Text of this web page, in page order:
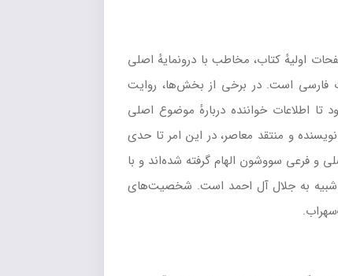
اولیهٔ کتاب، مخاطب با درونمایهٔ اصلی
فارسی است. در برخی از بخش‌ها، روایت
اطلاعات خواننده دربارهٔ موضوع اصلی
و منتقد معاصر، در این امر تا حدی
فرعی سووشون الهام گرفته شده‌اند و با
به جلال آل احمد است. شخصیت‌های